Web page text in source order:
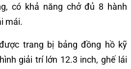
có khả năng chở đủ 8 hành
mái.
trang bị bảng đồng hồ kỹ
giải trí lớn 12.3 inch, ghế lái